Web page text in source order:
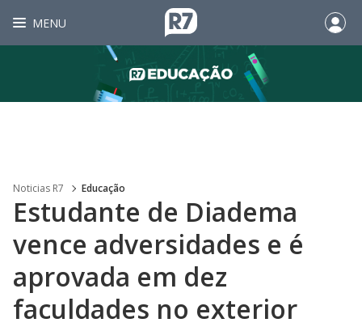
MENU
Noticias R7 Educação
Estudante de Diadema
vence adversidades e é
aprovada em dez
faculdades no exterior